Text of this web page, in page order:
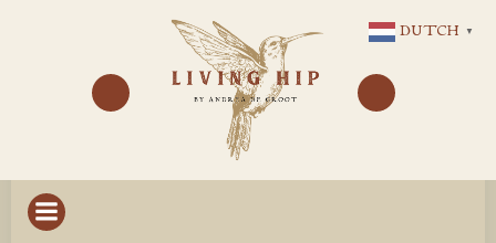
NAAR
DE
INHOUD
DUTCH ▼